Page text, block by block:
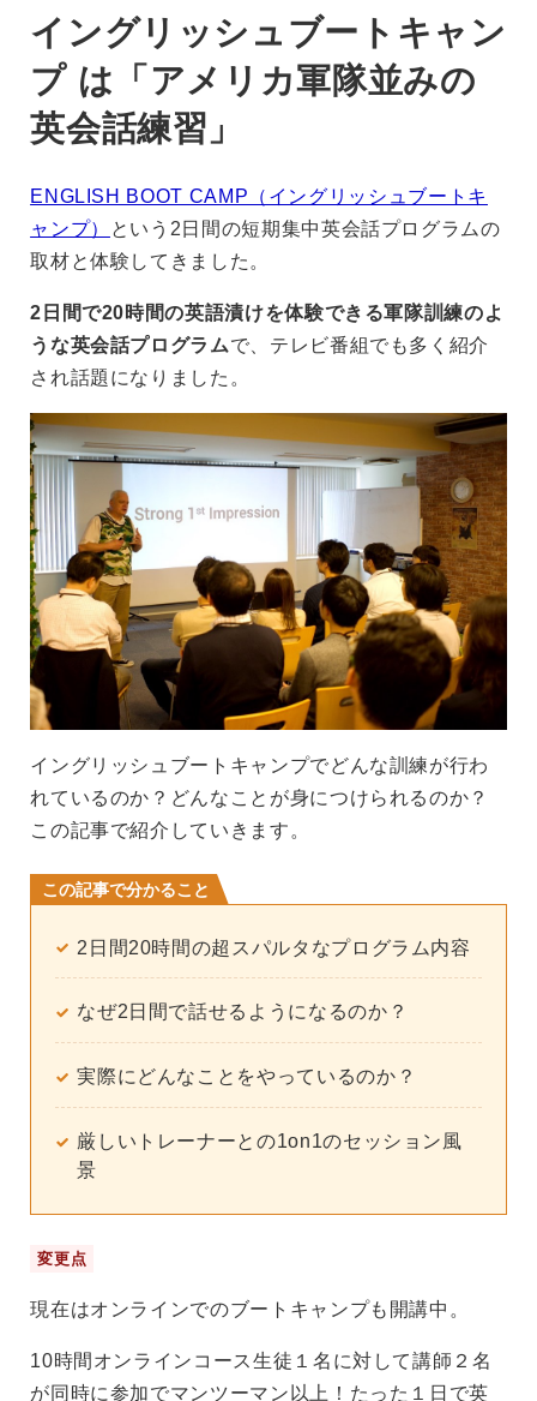
イングリッシュブートキャン
プ は「アメリカ軍隊並みの
英会話練習」
ENGLISH BOOT CAMP（イングリッシュブートキ
ャンプ）
という2日間の短期集中英会話プログラムの
取材と体験してきました。
2日間で20時間の英語漬けを体験できる軍隊訓練のよ
うな英会話プログラムで、テレビ番組でも多く紹介
され話題になりました。
イングリッシュブートキャンプでどんな訓練が行わ
れているのか？どんなことが身につけられるのか？
この記事で紹介していきます。
この記事で分かること
2日間20時間の超スパルタなプログラム内容
なぜ2日間で話せるようになるのか？
実際にどんなことをやっているのか？
厳しいトレーナーとの1on1のセッション風
景
変更点
現在はオンラインでのブートキャンプも開講中。
10時間オンラインコース​生徒１名に対して講師２名
が同時に参加でマンツーマン以上！たった１日で英